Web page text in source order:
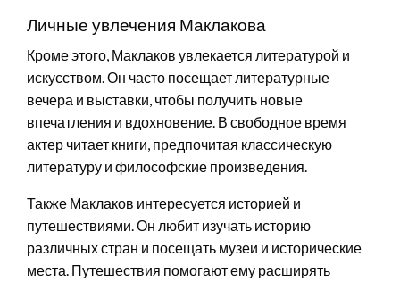
Личные увлечения Маклакова
Кроме этого, Маклаков увлекается литературой и
искусством. Он часто посещает литературные
вечера и выставки, чтобы получить новые
впечатления и вдохновение. В свободное время
актер читает книги, предпочитая классическую
литературу и философские произведения.
Также Маклаков интересуется историей и
путешествиями. Он любит изучать историю
различных стран и посещать музеи и исторические
места. Путешествия помогают ему расширять